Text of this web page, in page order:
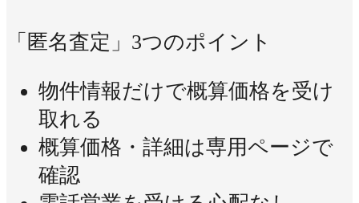
「匿名査定」3つのポイント
物件情報だけで概算価格を受け
取れる
概算価格・詳細は専用ページで
確認